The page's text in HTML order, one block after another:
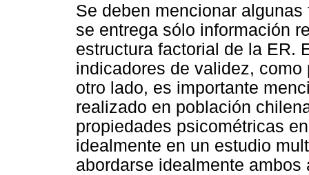
Se deben mencionar
se entrega sólo información
estructura factorial de la ER.
indicadores de validez,
otro lado, es importante
realizado en población
propiedades psicométricas
idealmente en un estudio
abordarse idealmente